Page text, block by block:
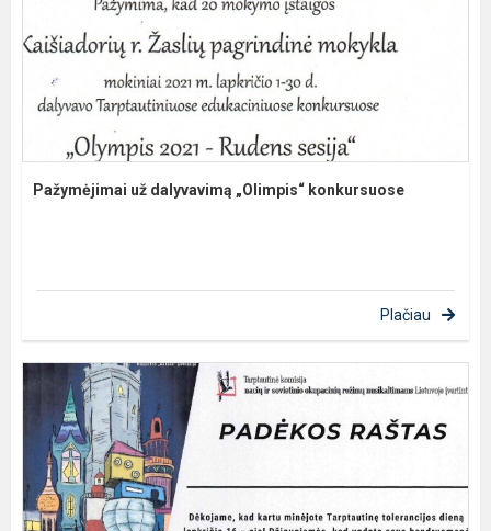
Pažymėjimai už dalyvavimą „Olimpis“ konkursuose
Plačiau